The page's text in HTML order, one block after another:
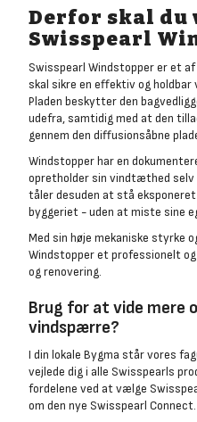
Derfor skal du
Swisspearl
Swisspearl Windstopper er et
skal sikre en effektiv og
Pladen beskytter den
udefra, samtidig med at den
gennem den diffusionsåbne
Windstopper har en
opretholder sin vindtæthed selv
tåler desuden at stå
byggeriet - uden at miste sine
Med sin høje mekaniske styrke
Windstopper et professionelt
og renovering.
Brug for at vide mere
vindspærre?
I din lokale Bygma står vores
vejlede dig i alle Swisspearls
fordelene ved at vælge
om den nye Swisspearl Connect.